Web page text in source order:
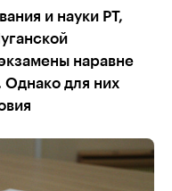
и науки РТ,
наравне
Однако для них